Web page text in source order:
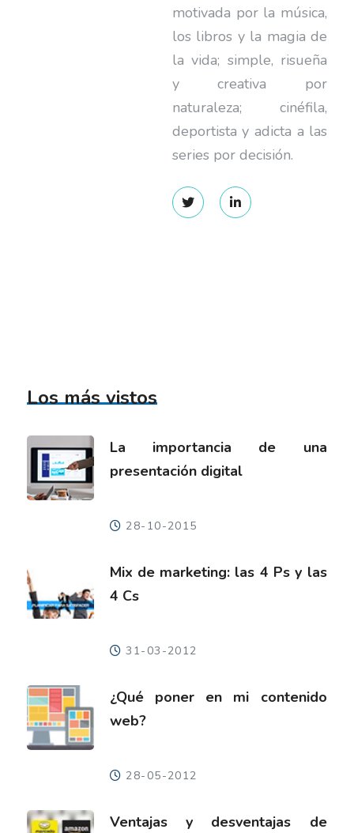
motivada por la música,
los libros y la magia de
la vida; simple, risueña
y creativa por
naturaleza; cinéfila,
deportista y adicta a las
series por decisión.
Los más vistos
La importancia de una
presentación digital
28-10-2015
Mix de marketing: las 4 Ps y las
4 Cs
31-03-2012
¿Qué poner en mi contenido
web?
28-05-2012
Ventajas y desventajas de